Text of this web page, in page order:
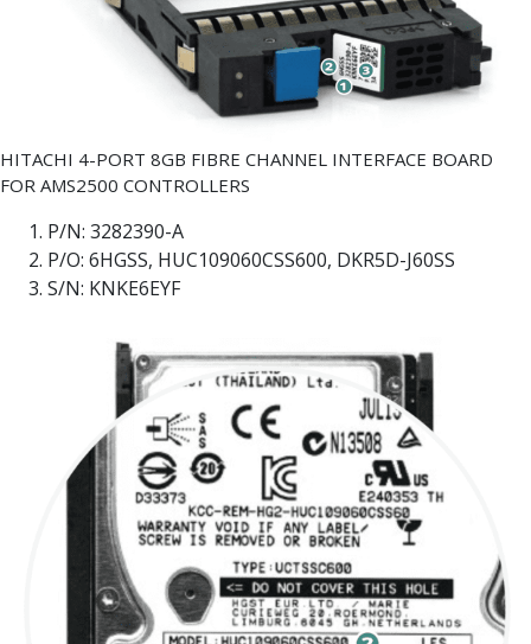
HITACHI 4-PORT 8GB FIBRE CHANNEL INTERFACE BOARD
FOR AMS2500 CONTROLLERS
P/N: 3282390-A
P/O: 6HGSS, HUC109060CSS600, DKR5D-J60SS
S/N: KNKE6EYF